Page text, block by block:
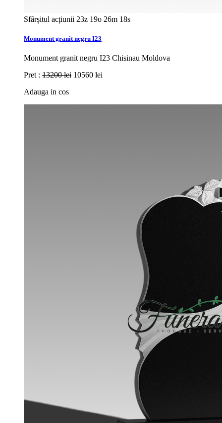
Sfârșitul acțiunii 23z 19o 26m 16s
Monument granit negru I23
Monument granit negru I23 Chisinau Moldova
Pret : 13200 lei 10560 lei
Adauga in cos